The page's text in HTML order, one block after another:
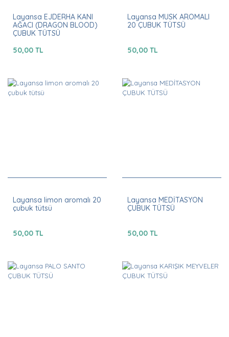
Layansa EJDERHA KANI
AĞACI (DRAGON BLOOD)
ÇUBUK TÜTSÜ
50,00 TL
Layansa MUSK AROMALI
20 ÇUBUK TÜTSÜ
50,00 TL
Layansa limon aromalı 20
çubuk tütsü
50,00 TL
Layansa MEDİTASYON
ÇUBUK TÜTSÜ
50,00 TL